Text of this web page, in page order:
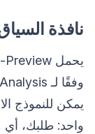
نافذة
يمكن للنموذج
واحد: طلبك، أي